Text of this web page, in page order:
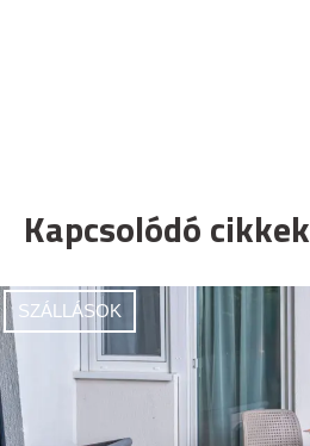
Kapcsolódó cikkek
SZÁLLÁSOK